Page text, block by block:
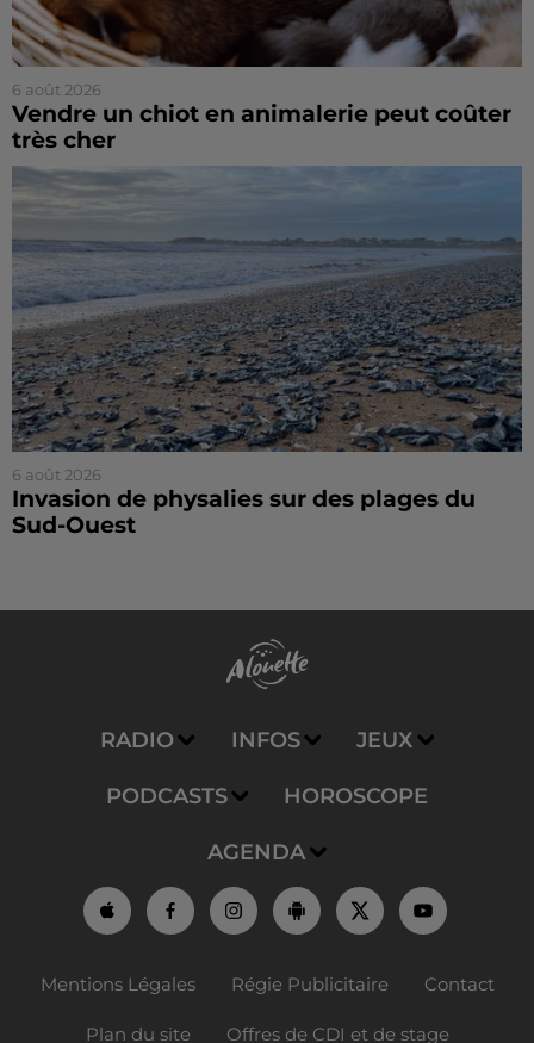
6 août 2026
Vendre un chiot en animalerie peut coûter
très cher
6 août 2026
Invasion de physalies sur des plages du
Sud-Ouest
RADIO INFOS JEUX
PODCASTS HOROSCOPE
AGENDA
Mentions Légales Régie Publicitaire Contact
Plan du site Offres de CDI et de stage